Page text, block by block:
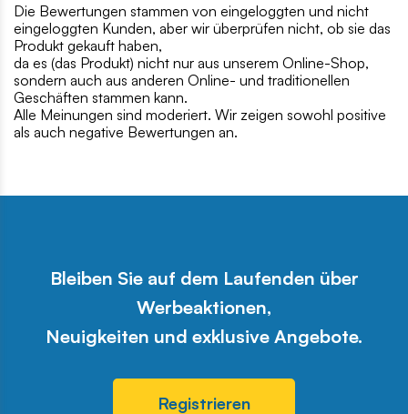
Die Bewertungen stammen von eingeloggten und nicht
eingeloggten Kunden, aber wir überprüfen nicht, ob sie das
Produkt gekauft haben,
da es (das Produkt) nicht nur aus unserem Online-Shop,
sondern auch aus anderen Online- und traditionellen
Geschäften stammen kann.
Alle Meinungen sind moderiert. Wir zeigen sowohl positive
als auch negative Bewertungen an.
Bleiben Sie auf dem Laufenden über
Werbeaktionen,
Neuigkeiten und exklusive Angebote.
Registrieren